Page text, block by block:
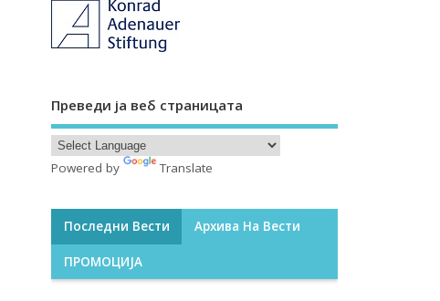
Преведи ја веб страницата
Powered by Translate
Последни Вести Архива На Вести
ПРОМОЦИЈА